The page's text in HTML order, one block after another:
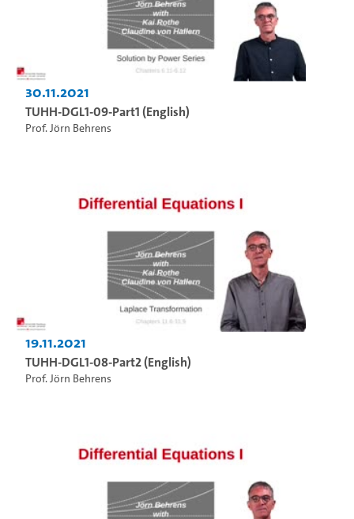
30.11.2021
TUHH-DGL1-09-Part1 (English)
Prof. Jörn Behrens
19.11.2021
TUHH-DGL1-08-Part2 (English)
Prof. Jörn Behrens